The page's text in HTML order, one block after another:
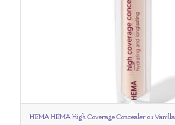
HEMA HEMA High Coverage Concealer 01 Vanilla